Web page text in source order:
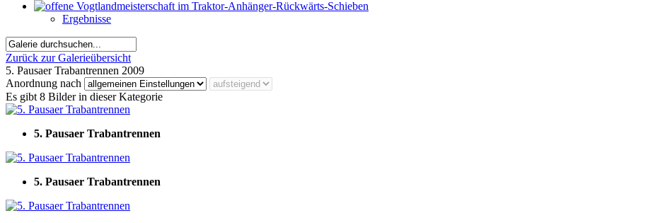
Ergebnisse
Zurück zur Galerieübersicht
5. Pausaer Trabantrennen 2009
Anordnung nach
Es gibt 8 Bilder in dieser Kategorie
5. Pausaer Trabantrennen
5. Pausaer Trabantrennen